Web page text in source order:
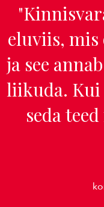
eluviis,
ja see
liikuda. Kui
seda